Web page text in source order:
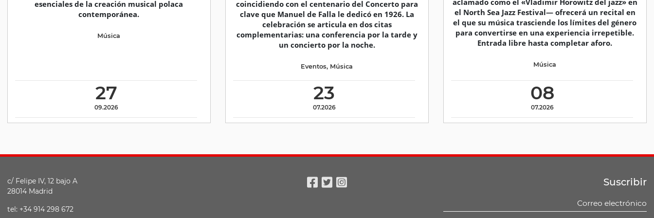
esenciales de la creación musical polaca
contemporánea.
27
09.2026
Música
coincidiendo con el centenario del Concerto para
clave que Manuel de Falla le dedicó en 1926. La
celebración se articula en dos citas
complementarias: una conferencia por la tarde y
un concierto por la noche.
23
07.2026
Eventos, Música
aclamado como el «Vladimir Horowitz del jazz» en
el North Sea Jazz Festival— ofrecerá un recital en
el que su música trasciende los límites del género
para convertirse en una experiencia irrepetible.
Entrada libre hasta completar aforo.
08
07.2026
Música
c/ Felipe IV, 12 bajo A
28014 Madrid
tel: +34 914 298 672
Suscribir